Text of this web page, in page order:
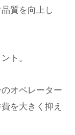
質を向上し
ト。
オペレーター
を大きく抑え